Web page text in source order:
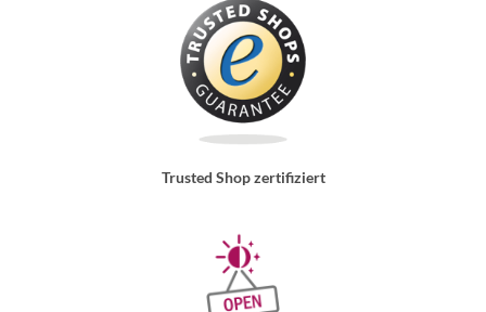
Trusted Shop zertifiziert